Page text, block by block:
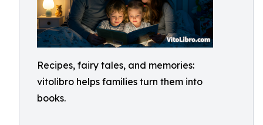
Recipes, fairy tales, and memories:
vitolibro helps families turn them into
books.